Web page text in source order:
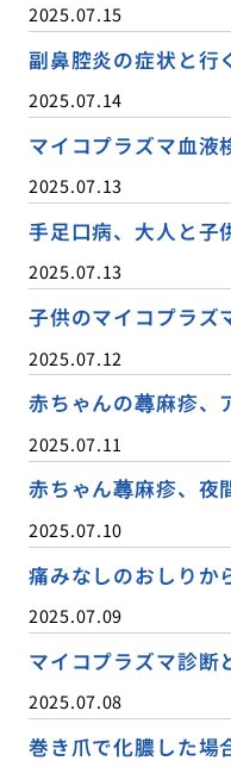
2025.07.15
副鼻腔炎の症状と行
2025.07.14
マイコプラズマ血液
2025.07.13
手足口病、大人と子
2025.07.13
子供のマイコプラズ
2025.07.12
赤ちゃんの蕁麻疹、
2025.07.11
赤ちゃん蕁麻疹、夜
2025.07.10
痛みなしのおしりか
2025.07.09
マイコプラズマ診断
2025.07.08
巻き爪で化膿した場